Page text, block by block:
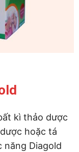
kì thảo dược
hoặc tá
Diagold